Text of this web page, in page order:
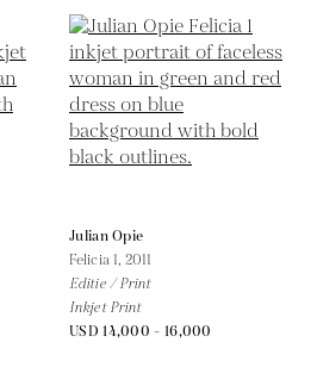
Julian Opie
Felicia 1,2011
Editie / Print
Inkjet Print
USD 14,000 - 16,000